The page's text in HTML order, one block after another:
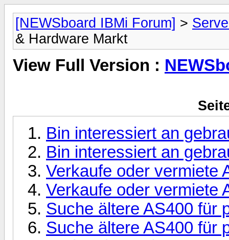
[NEWSboard IBMi Forum] >
& Hardware Markt
View Full Version :
Bin interessiert an
Bin interessiert an
Verkaufe oder vermiete
Verkaufe oder vermiete
Suche ältere AS400 für
Suche ältere AS400 für